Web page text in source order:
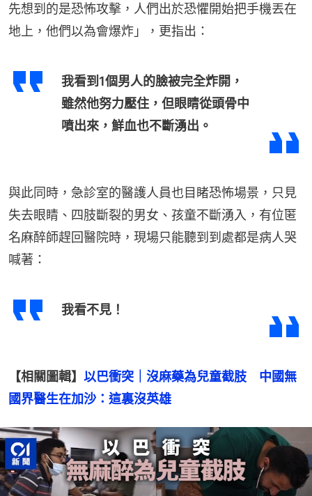
先想到的是恐怖攻擊，人們出於恐懼開始把手機丟在
地上，他們以為會爆炸」，更指出：
我看到1個男人的臉被完全炸開，
雖然他努力壓住，但眼睛從頭骨中
噴出來，鮮血也不斷湧出。
與此同時，急診室的醫護人員也目睹恐怖場景，只見
失去眼睛、四肢斷裂的男女、孩童不斷湧入，有位匿
名麻醉師趕回醫院時，現場只能聽到到處都是病人哭
喊著：
我看不見！
【相關圖輯】 以巴衝突｜沒麻藥為兒童截肢　中國無
國界醫生在加沙：這裏沒英雄